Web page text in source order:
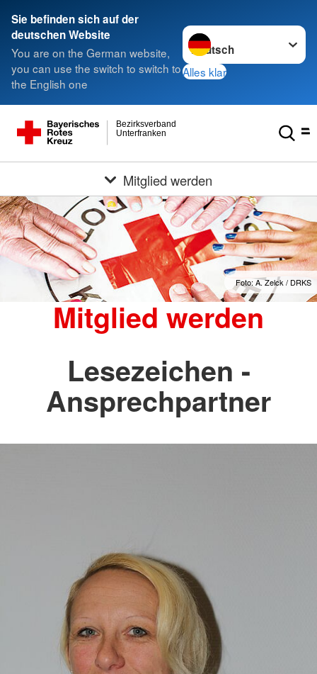
Sie befinden sich auf der
deutschen Website
You are on the German website,
you can use the switch to switch to
the English one
Sprache wechseln zu
Alles klar
Unterfranken
Bezirksverband
Mitglied werden
Foto: A. Zelck / DRKS
Mitglied werden
Lesezeichen -
Ansprechpartner